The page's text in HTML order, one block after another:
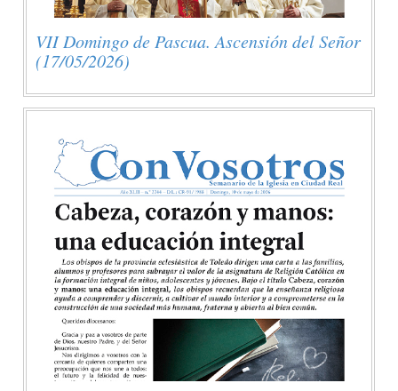
VII Domingo de Pascua. Ascensión del Señor
(17/05/2026)